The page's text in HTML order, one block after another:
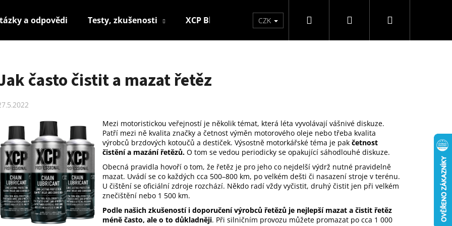
a odpovědi Testy, zkušenosti XCP Blog Kontakty Hodnocení obchodu
CZK Hledat PřihlášeníNákupní
často čistit a mazat řetěz
Mezi motoristickou veřejností je několik témat, která léta vyvolávají vášnivé diskuze.
Patří mezi ně kvalita značky a četnost výměn motorového oleje nebo třeba kvalita
výrobců brzdových kotoučů a destiček. Výsostně motorkářské téma je pak četnost
čistění a mazání řetězů. O tom se vedou periodicky se opakující sáhodlouhé diskuze.
Obecná pravidla hovoří o tom, že řetěz je pro jeho co nejdelší výdrž nutné pravidelně
mazat. Uvádí se co každých cca 500–800 km, po velkém dešti či nasazení stroje v terénu.
U čištění se oficiální zdroje rozchází. Někdo radí vždy vyčistit, druhý čistit jen při velkém
znečištění nebo 1 500 km.
Podle našich zkušeností i doporučení výrobců řetězů je nejlepší mazat a čistit řetěz
méně často, ale o to důkladněji. Při silničním provozu můžete promazat po cca 1 000
Doporučujeme
XCP RUST BLOCKER CLEAR COAT SPREJ
XCP CHAIN LUBRICANT 400 ML